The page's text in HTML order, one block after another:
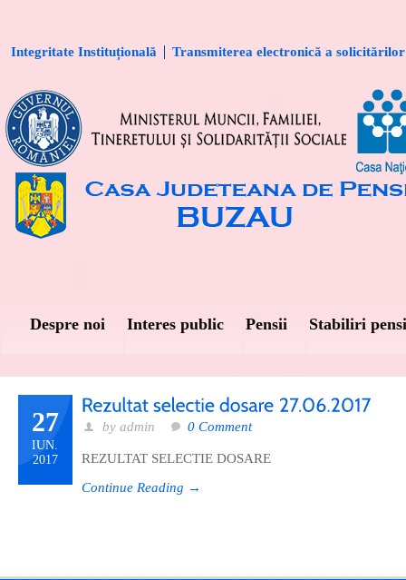
Integritate Instituțională Transmiterea electronică a solicitărilor
Despre noi Interes public Pensii Stabiliri
27
IUN.
2017
by admin 0 Comment
REZULTAT SELECTIE DOSARE
Continue Reading →